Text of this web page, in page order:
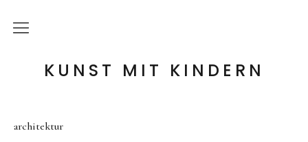
KUNST MIT KINDERN
die Idee
architektur